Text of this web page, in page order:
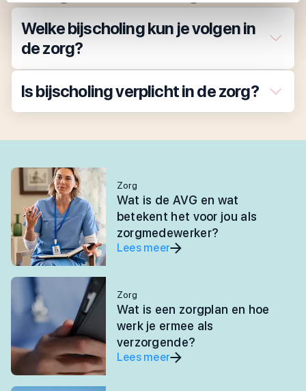
Welke bijscholing kun je volgen in
de zorg?
Is bijscholing verplicht in de zorg?
Zorg
Wat is de AVG en wat
betekent het voor jou als
zorgmedewerker?
Lees meer
Zorg
Wat is een zorgplan en hoe
werk je ermee als
verzorgende?
Lees meer